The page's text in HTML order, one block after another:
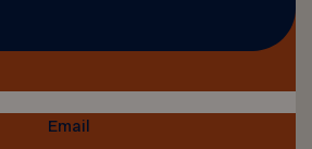
Email